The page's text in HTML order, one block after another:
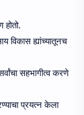
होतो.
विकास ह्यांच्यातूनच
सहभागीत्व करणे
प्रयत्न केला